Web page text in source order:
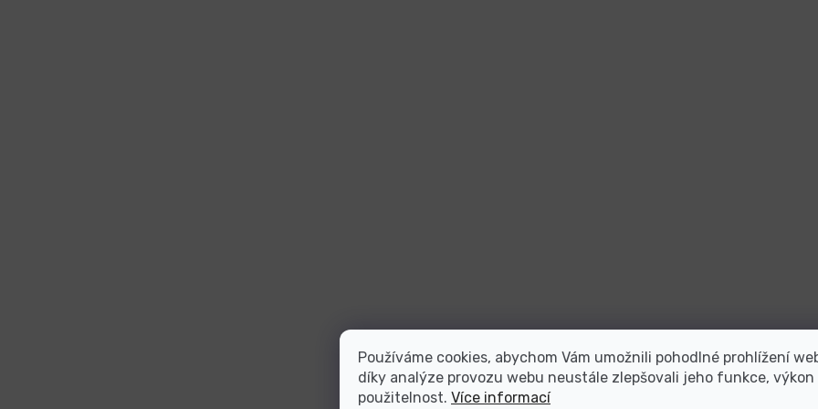
Používáme cookies, abychom Vám umožnili pohodlné prohlížení
díky analýze provozu webu neustále zlepšovali jeho funkce, výkon
použitelnost. Více informací